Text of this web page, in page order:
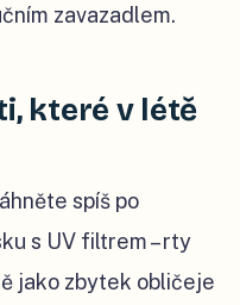
zavazadlem.
které v létě
spíš po
s UV filtrem – rty
jako zbytek obličeje